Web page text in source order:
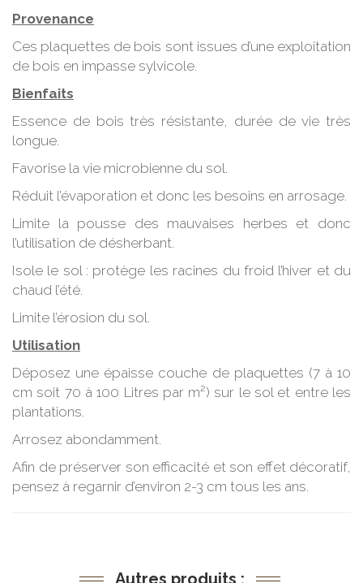
Provenance
Ces plaquettes de bois sont issues d’une exploitation
de bois en impasse sylvicole.
Bienfaits
Essence de bois très résistante, durée de vie très
longue.
Favorise la vie microbienne du sol.
Réduit l’évaporation et donc les besoins en arrosage.
Limite la pousse des mauvaises herbes et donc
l’utilisation de désherbant.
Isole le sol : protège les racines du froid l’hiver et du
chaud l’été.
Limite l’érosion du sol.
Utilisation
Déposez une épaisse couche de plaquettes (7 à 10
cm soit 70 à 100 Litres par m²) sur le sol et entre les
plantations.
Arrosez abondamment.
Afin de préserver son efficacité et son effet décoratif,
pensez à regarnir d’environ 2-3 cm tous les ans.
Autres produits :